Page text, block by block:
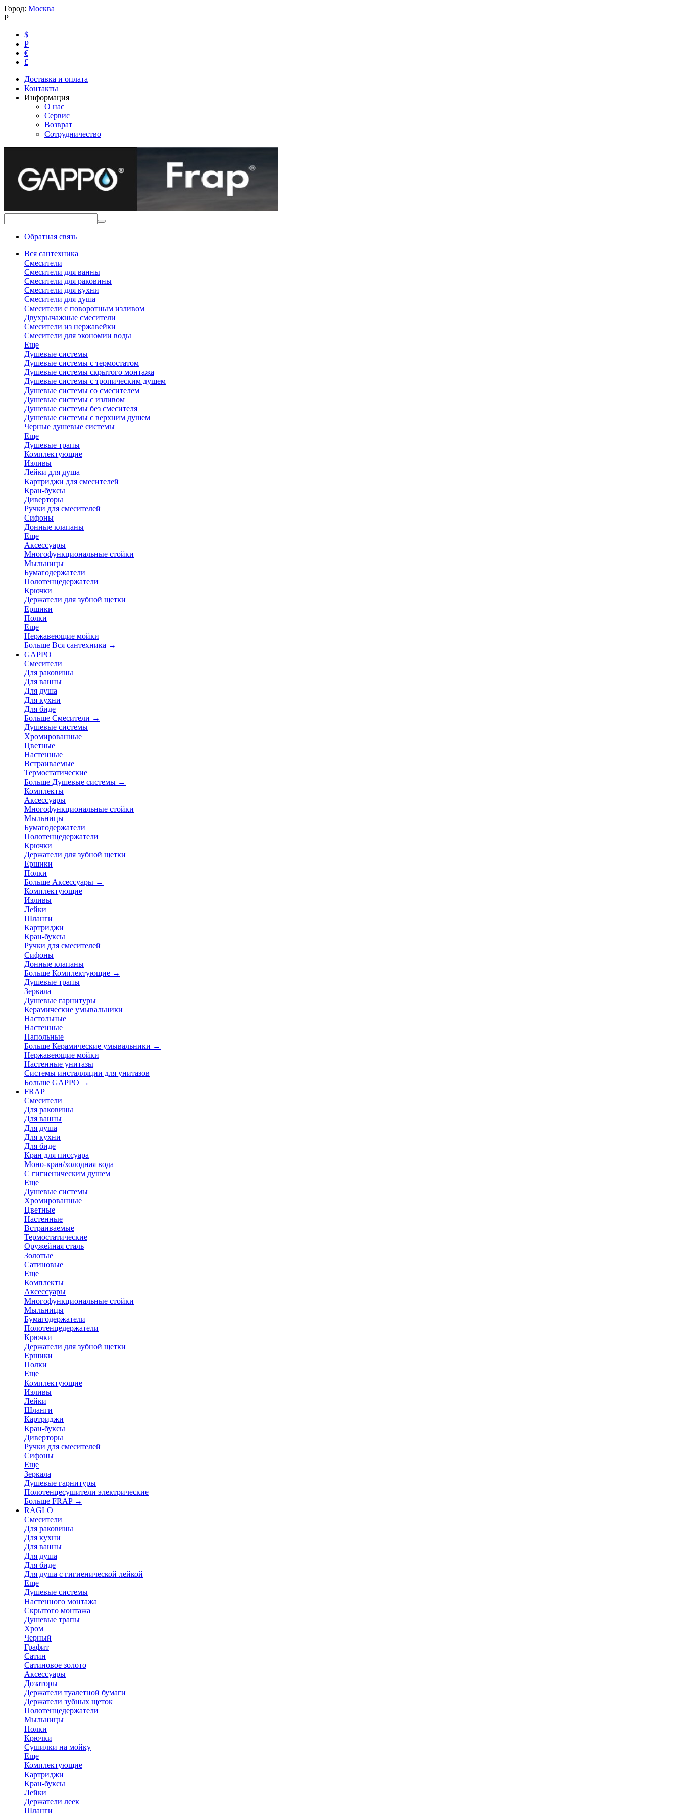
Город: Москва
Р
$
Р
€
£
Доставка и оплата
Контакты
Информация
О нас
Сервис
Возврат
Сотрудничество
Обратная связь
Вся сантехника
Смесители
Смесители для ванны
Смесители для раковины
Смесители для кухни
Смесители для душа
Смесители с поворотным изливом
Двухрычажные смесители
Смесители из нержавейки
Смесители для экономии воды
Еще
Душевые системы
Душевые системы с термостатом
Душевые системы скрытого монтажа
Душевые системы с тропическим душем
Душевые системы со смесителем
Душевые системы с изливом
Душевые системы без смесителя
Душевые системы с верхним душем
Черные душевые системы
Еще
Душевые трапы
Комплектующие
Изливы
Лейки для душа
Картриджи для смесителей
Кран-буксы
Диверторы
Ручки для смесителей
Сифоны
Донные клапаны
Еще
Аксессуары
Многофункциональные стойки
Мыльницы
Бумагодержатели
Полотенцедержатели
Крючки
Держатели для зубной щетки
Ершики
Полки
Еще
Нержавеющие мойки
Больше Вся сантехника →
GAPPO
Смесители
Для раковины
Для ванны
Для душа
Для кухни
Для биде
Больше Смесители →
Душевые системы
Хромированные
Цветные
Настенные
Встраиваемые
Термостатические
Больше Душевые системы →
Комплекты
Аксессуары
Многофункциональные стойки
Мыльницы
Бумагодержатели
Полотенцедержатели
Крючки
Держатели для зубной щетки
Ершики
Полки
Больше Аксессуары →
Комплектующие
Изливы
Лейки
Шланги
Картриджи
Кран-буксы
Ручки для смесителей
Сифоны
Донные клапаны
Больше Комплектующие →
Душевые трапы
Зеркала
Душевые гарнитуры
Керамические умывальники
Настольные
Настенные
Напольные
Больше Керамические умывальники →
Нержавеющие мойки
Настенные унитазы
Системы инсталляции для унитазов
Больше GAPPO →
FRAP
Смесители
Для раковины
Для ванны
Для душа
Для кухни
Для биде
Кран для писсуара
Моно-кран/холодная вода
С гигиеническим душем
Еще
Душевые системы
Хромированные
Цветные
Настенные
Встраиваемые
Термостатические
Оружейная сталь
Золотые
Сатиновые
Еще
Комплекты
Аксессуары
Многофункциональные стойки
Мыльницы
Бумагодержатели
Полотенцедержатели
Крючки
Держатели для зубной щетки
Ершики
Полки
Еще
Комплектующие
Изливы
Лейки
Шланги
Картриджи
Кран-буксы
Диверторы
Ручки для смесителей
Сифоны
Еще
Зеркала
Душевые гарнитуры
Полотенцесушители электрические
Больше FRAP →
RAGLO
Смесители
Для раковины
Для кухни
Для ванны
Для душа
Для биде
Для душа с гигиенической лейкой
Еще
Душевые системы
Настенного монтажа
Скрытого монтажа
Душевые трапы
Хром
Черный
Графит
Сатин
Сатиновое золото
Аксессуары
Дозаторы
Держатели туалетной бумаги
Держатели зубных щеток
Полотенцедержатели
Мыльницы
Полки
Крючки
Сушилки на мойку
Еще
Комплектующие
Картриджи
Кран-буксы
Лейки
Держатели леек
Шланги